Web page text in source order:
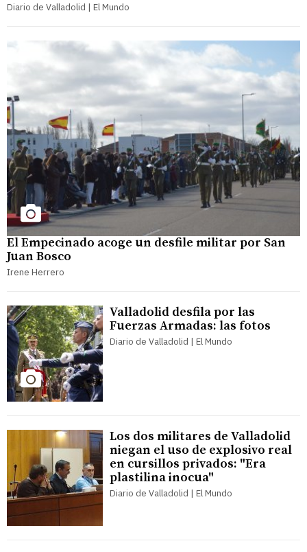
Diario de Valladolid | El Mundo
El Empecinado acoge un desfile militar por San
Juan Bosco
Irene Herrero
Valladolid desfila por las
Fuerzas Armadas: las fotos
Diario de Valladolid | El Mundo
Los dos militares de Valladolid
niegan el uso de explosivo real
en cursillos privados: "Era
plastilina inocua"
Diario de Valladolid | El Mundo